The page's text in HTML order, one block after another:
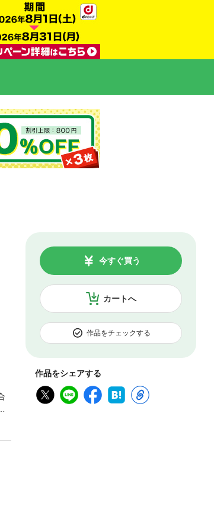
カートへ
今すぐ買う
作品をチェックする
作品をシェアする